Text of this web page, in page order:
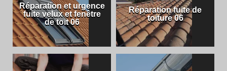
Réparation et urgence
fuite velux et fenêtre
de toit 06
Réparation fuite de
toiture 06